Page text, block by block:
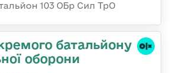
103 ОБр Сил ТрО
батальйону
оборони